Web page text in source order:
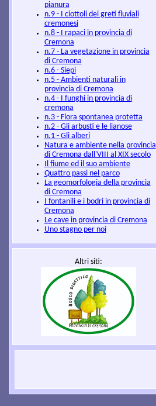
pianura
n.9 - I ciottoli dei greti fluviali
cremonesi
n.8 - I rapaci in provincia di
Cremona
n.7 - La vegetazione in provincia
di Cremona
n.6 - Siepi
n.5 - Ambienti naturali in
provincia di Cremona
n.4 - I funghi in provincia di
cremona
n.3 - Flora spontanea protetta
n.2 - Gli arbusti e le lianose
n.1 - Gli alberi
Natura e ambiente nella provincia
di Cremona dall'VIII al XIX secolo
Il fiume ed il suo ambiente
Quattro passi nel parco
La geomorfologia della provincia
di Cremona
I fontanili e i bodri in provincia di
Cremona
Le cave in provincia di Cremona
Uno stagno per noi
Altri siti: